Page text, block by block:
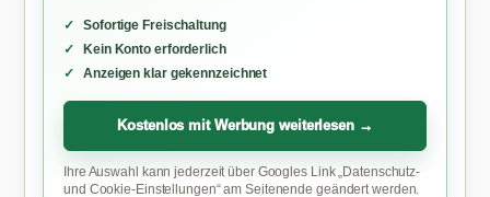
Sofortige Freischaltung
Kein Konto erforderlich
Anzeigen klar gekennzeichnet
Kostenlos mit Werbung weiterlesen →
Ihre Auswahl kann jederzeit über Googles Link „Datenschutz-
und Cookie-Einstellungen“ am Seitenende geändert werden.